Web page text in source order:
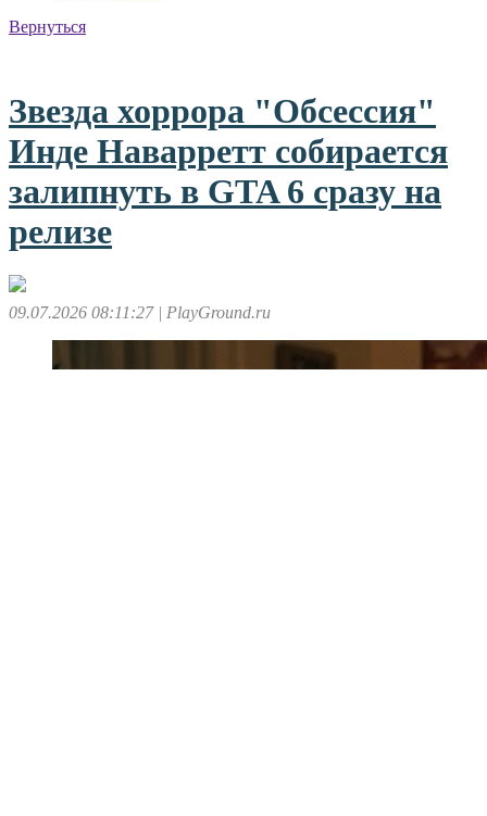
Вернуться
Звезда хоррора "Обсессия"
Инде Наварретт собирается
залипнуть в GTA 6 сразу на
релизе
09.07.2026 08:11:27 | PlayGround.ru